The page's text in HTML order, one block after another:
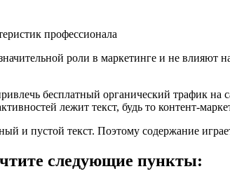
роли в маркетинге и не
бесплатный органический трафик на
лежит текст, будь то контент-
и пустой текст. Поэтому содержание
следующие пункты: